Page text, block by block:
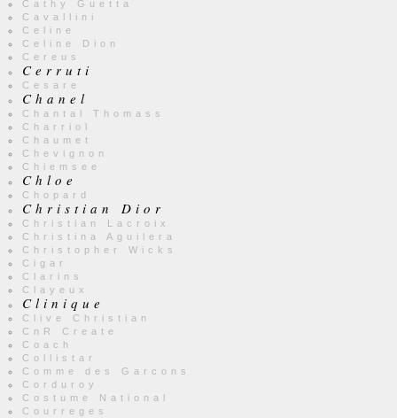
Cathy Guetta
Cavallini
Celine
Celine Dion
Cereus
Cerruti
Cesare
Chanel
Chantal Thomass
Charriol
Chaumet
Chevignon
Chiemsee
Chloe
Chopard
Christian Dior
Christian Lacroix
Christina Aguilera
Christopher Wicks
Cigar
Clarins
Clayeux
Clinique
Clive Christian
CnR Create
Coach
Collistar
Comme des Garcons
Corduroy
Costume National
Courreges